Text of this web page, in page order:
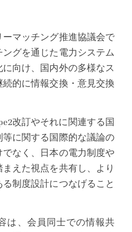
マッチング推進協議会で
グを通じた電力システム
向け、国内外の多様なス
的に情報交換・意見交換
改訂やそれに関連する国
に関する国際的な議論の
なく、日本の電力制度や
えた視点を共有し、より
制度設計につなげること
は、会員同士での情報共